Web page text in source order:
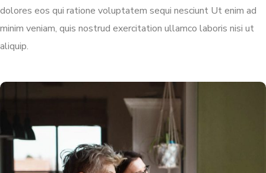
dolores eos qui ratione voluptatem sequi nesciunt Ut enim ad
minim veniam, quis nostrud exercitation ullamco laboris nisi ut
aliquip.